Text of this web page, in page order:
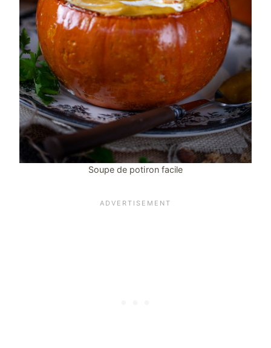
Soupe de potiron facile